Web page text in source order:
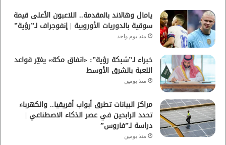
يامال وهالاند بالمقدمة.. اللاعبون الأعلى قيمة
سوقية بالدوريات الأوروبية | إنفوجراف لـ”رؤية”
منذ يوم واحد
خبراء لـ”شبكة رؤية”: «اتفاق مكة» يغيّر قواعد
اللعبة بالشرق الأوسط
منذ يومين
مراكز البيانات تطرق أبواب أفريقيا.. والكهرباء
تحدد الرابحين في عصر الذكاء الاصطناعي |
دراسة لـ”فاروس”
منذ يومين